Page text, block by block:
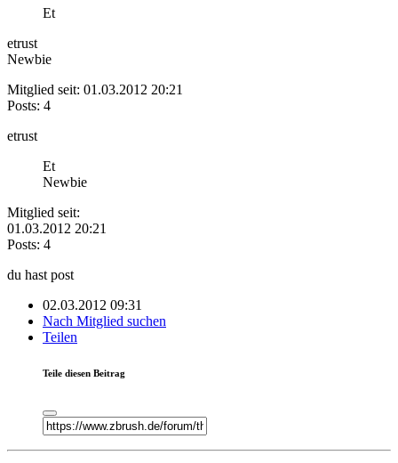
Et
etrust
Newbie
Mitglied seit: 01.03.2012 20:21
Posts: 4
etrust
Et
Newbie
Mitglied seit:
01.03.2012 20:21
Posts: 4
du hast post
02.03.2012 09:31
Nach Mitglied suchen
Teilen
Teile diesen Beitrag